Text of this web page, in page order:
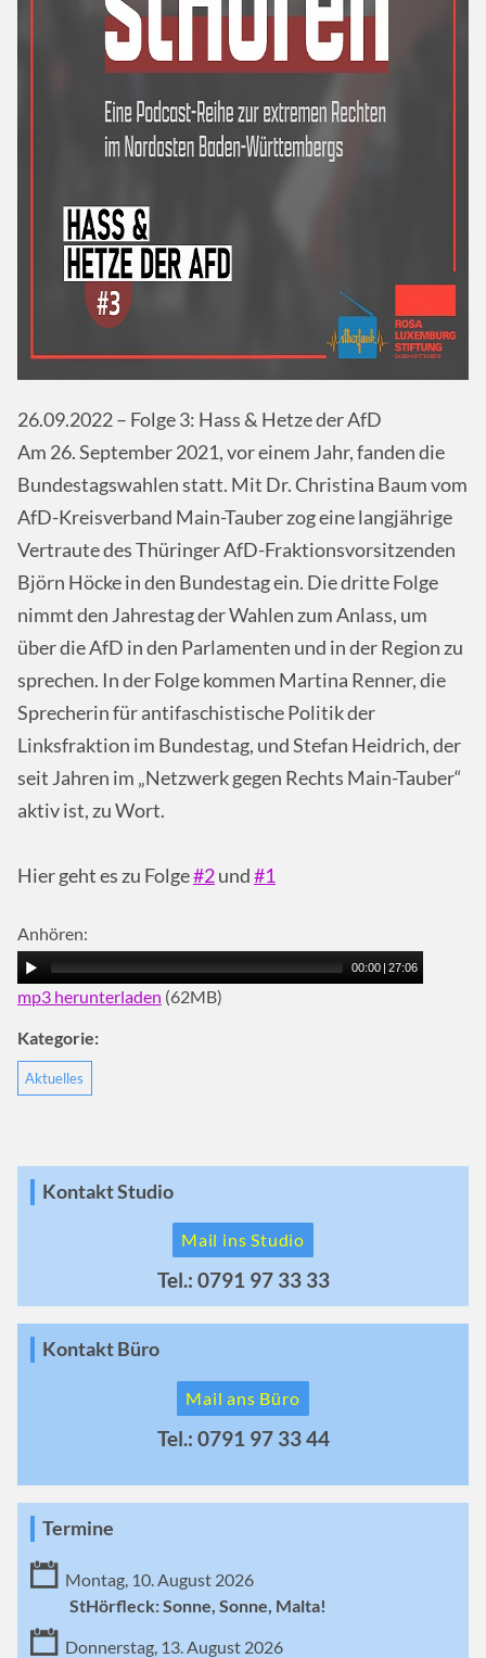
26.09.2022 – Folge 3: Hass & Hetze der AfD
Am 26. September 2021, vor einem Jahr, fanden die
Bundestagswahlen statt. Mit Dr. Christina Baum vom
AfD-Kreisverband Main-Tauber zog eine langjährige
Vertraute des Thüringer AfD-Fraktionsvorsitzenden
Björn Höcke in den Bundestag ein. Die dritte Folge
nimmt den Jahrestag der Wahlen zum Anlass, um
über die AfD in den Parlamenten und in der Region zu
sprechen. In der Folge kommen Martina Renner, die
Sprecherin für antifaschistische Politik der
Linksfraktion im Bundestag, und Stefan Heidrich, der
seit Jahren im „Netzwerk gegen Rechts Main-Tauber“
aktiv ist, zu Wort.
Hier geht es zu Folge#2und#1
Anhören:
00:00 27:06
mp3 herunterladen (62MB)
Kategorie:
Aktuelles
Kontakt Studio
Mail ins Studio
Tel.: 0791 97 33 33
Kontakt Büro
Mail ans Büro
Tel.: 0791 97 33 44
Termine
Montag, 10. August 2026
StHörfleck: Sonne, Sonne, Malta!
Donnerstag, 13. August 2026